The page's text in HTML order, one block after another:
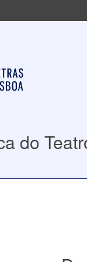
do